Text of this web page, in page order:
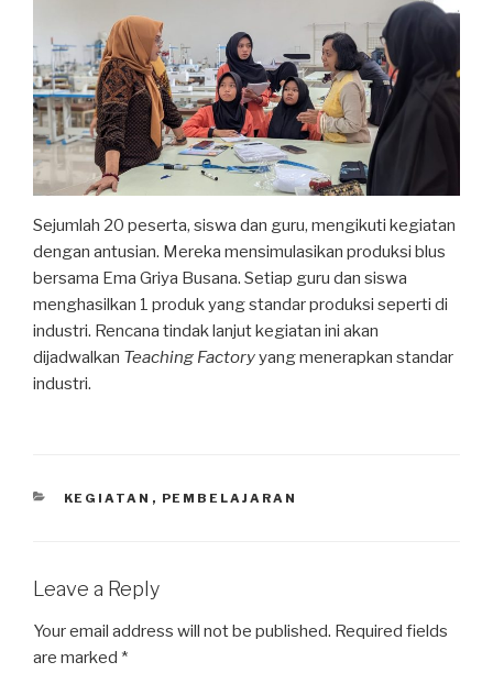
Sejumlah 20 peserta, siswa dan guru, mengikuti kegiatan
dengan antusian. Mereka mensimulasikan produksi blus
bersama Ema Griya Busana. Setiap guru dan siswa
menghasilkan 1 produk yang standar produksi seperti di
industri. Rencana tindak lanjut kegiatan ini akan
dijadwalkan Teaching Factoryyang menerapkan standar
industri.
KEGIATAN , PEMBELAJARAN
Leave a Reply
Your email address will not be published. Required fields
are marked *